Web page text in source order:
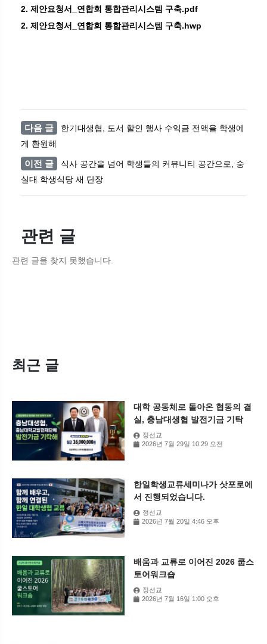
2. 제안요청서_연합회 통합관리시스템 구축.pdf
2. 제안요청서_연합회 통합관리시스템 구축.hwp
다음 글
한기대생협, 도서 할인 행사 수익금 전액을 학생에
게 환원해
이전 글
식사 공간을 넘어 학생들의 커뮤니티 공간으로, 숭
실대 학생식당 새 단장
관련 글
관련 글을 찾지 못했습니다.
최근 글
대학 공동체로 돌아온 협동의 결
실, 충남대생협 발전기금 기탁
정선교
2026년 7월 29일 10:29 오전
한일학생교류세미나가 삿포로에
서 진행되었습니다.
정선교
2026년 7월 20일 4:46 오후
배움과 교류로 이어진 2026 쿱스
토어워크숍
정선교
2026년 7월 16일 1:00 오후